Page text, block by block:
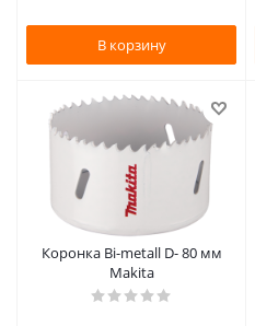
В корзину
Коронка Bi-metall D- 80 мм
Makita